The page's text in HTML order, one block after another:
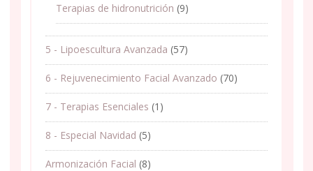
Terapias de hidronutrición (9)
5 - Lipoescultura Avanzada (57)
6 - Rejuvenecimiento Facial Avanzado (70)
7 - Terapias Esenciales (1)
8 - Especial Navidad (5)
Armonización Facial (8)